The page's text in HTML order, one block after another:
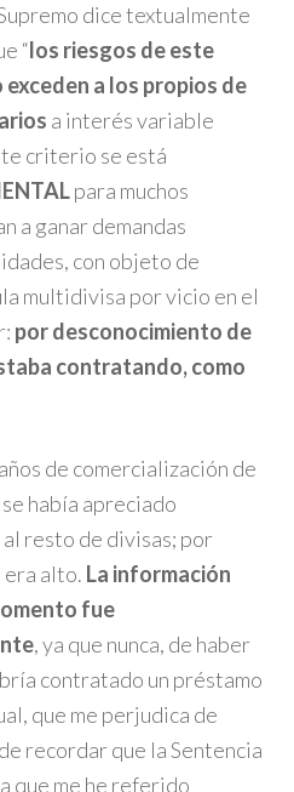
dice textualmente
“los riesgos de este
a los propios de
a interés variable
criterio se está
para muchos
a ganar demandas
con objeto de
multidivisa por vicio en el
por desconocimiento de
contratando, como
de comercialización de
había apreciado
resto de divisas; por
alto. La información
fue
, ya que nunca, de haber
contratado un préstamo
que me perjudica de
recordar que la Sentencia
que me he referido